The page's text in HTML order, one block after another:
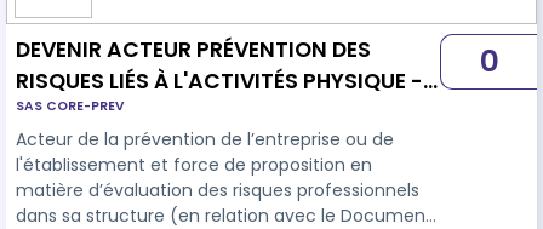
DEVENIR ACTEUR PRÉVENTION DES
RISQUES LIÉS À L'ACTIVITÉS PHYSIQUE -
SANITAIRE ET MÉDICO-SOCIAL
SAS CORE-PREV
Acteur de la prévention de l’entreprise ou de
l'établissement et force de proposition en
matière d’évaluation des risques professionnels
dans sa structure (en relation avec le Document
0